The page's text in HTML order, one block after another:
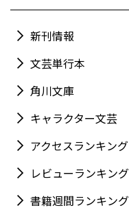
新刊情報
文芸単行本
角川文庫
キャラクター文芸
アクセスランキング
レビューランキング
書籍週間ランキング